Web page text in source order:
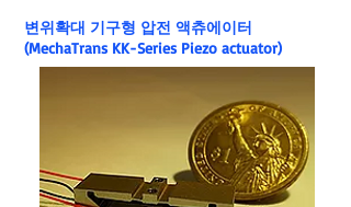
변위확대 기구형 압전 액츄에이터
(MechaTrans KK-Series Piezo actuator)